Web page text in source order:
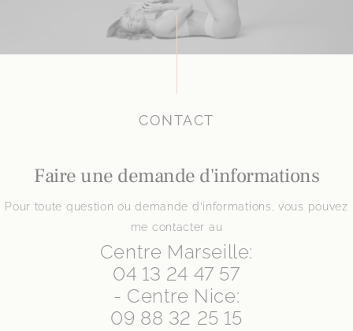
CONTACT
Faire une demande d'informations
Pour toute question ou demande d’informations, vous pouvez
me contacter au
Centre Marseille:
04 13 24 47 57
- Centre Nice:
09 88 32 25 15